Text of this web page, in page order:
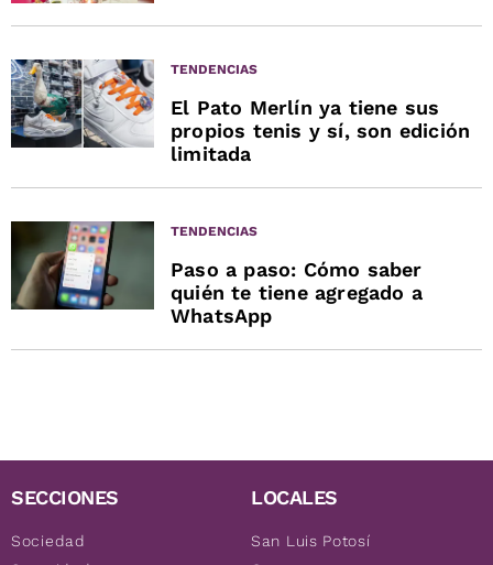
TENDENCIAS
El Pato Merlín ya tiene sus
propios tenis y sí, son edición
limitada
TENDENCIAS
Paso a paso: Cómo saber
quién te tiene agregado a
WhatsApp
SECCIONES
Sociedad
LOCALES
San Luis Potosí